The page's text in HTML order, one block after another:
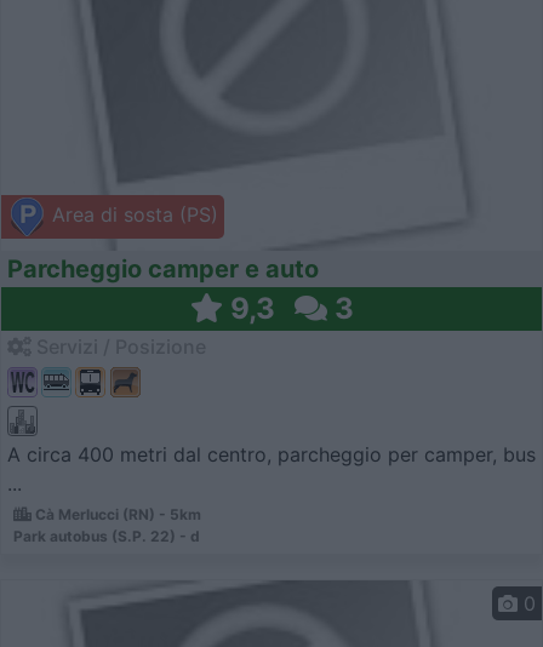
Area di sosta (PS)
Parcheggio camper e auto
9,3 3
A circa 400 metri dal centro, parcheggio per camper, bus
...
Cà Merlucci (RN) - 5km
Park autobus (S.P. 22) - d
0